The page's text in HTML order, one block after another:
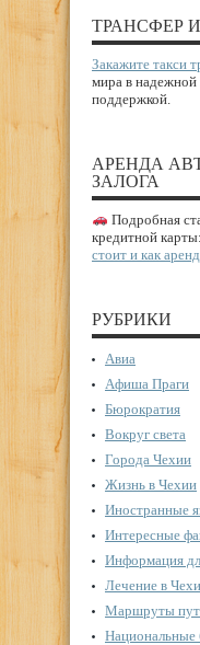
ТРАНСФЕР
Закажите такси
мира в надежной
поддержкой.
АРЕНДА
ЗАЛОГА
Подробная
кредитной
стоит и как
РУБРИКИ
Авиа
Афиша Праги
Бюрократия
Вокруг света
Города Чехии
Жизнь в Чехии
Иностранные
Интересные
Информация
Лечение в
Маршруты
Национальные